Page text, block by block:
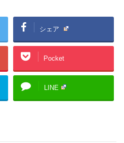
シェア
Pocket
LINE